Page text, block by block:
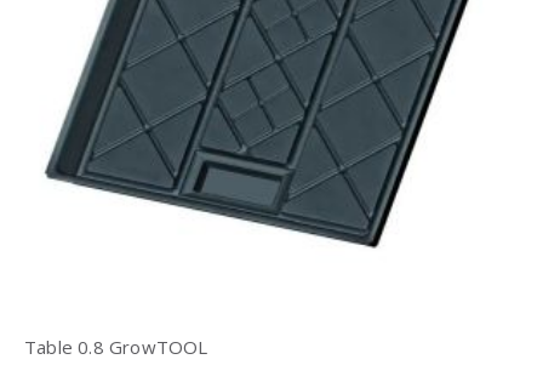
Table 0.8 GrowTOOL